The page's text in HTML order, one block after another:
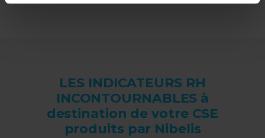
LES INDICATEURS RH
INCONTOURNABLES à
destination de votre CSE
produits par Nibelis